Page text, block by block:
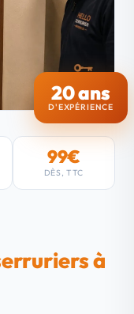
20 ans
D'EXPÉRIENCE
99€
DÈS, TTC
à